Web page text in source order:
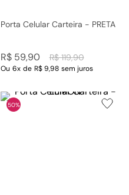
Porta Celular Carteira - PRETA
R$ 119,90
R$ 59,90
Ou 6x de R$ 9,98 sem juros
50%